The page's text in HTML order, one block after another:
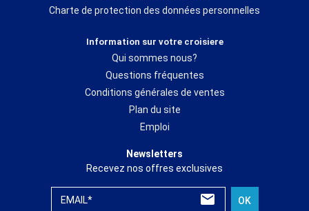
Charte de protection des données personnelles
Information sur votre croisiere
Qui sommes nous?
Questions fréquentes
Conditions générales de ventes
Plan du site
Emploi
Newsletters
Recevez nos offres exclusives
EMAIL* OK